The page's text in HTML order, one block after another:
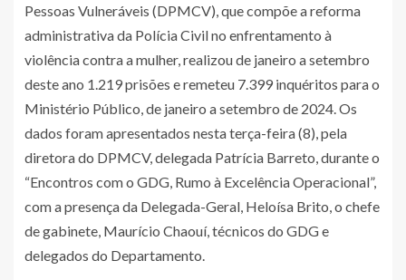
Pessoas Vulneráveis (DPMCV), que compõe a reforma
administrativa da Polícia Civil no enfrentamento à
violência contra a mulher, realizou de janeiro a setembro
deste ano 1.219 prisões e remeteu 7.399 inquéritos para o
Ministério Público, de janeiro a setembro de 2024. Os
dados foram apresentados nesta terça-feira (8), pela
diretora do DPMCV, delegada Patrícia Barreto, durante o
“Encontros com o GDG, Rumo à Excelência Operacional”,
com a presença da Delegada-Geral, Heloísa Brito, o chefe
de gabinete, Maurício Chaouí, técnicos do GDG e
delegados do Departamento.